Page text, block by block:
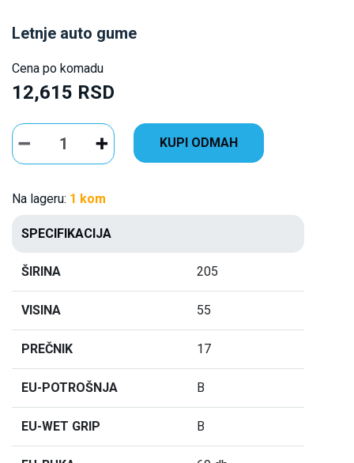
Letnje auto gume
Cena po komadu
12,615 RSD
KUPI ODMAH
Na lageru: 1 kom
SPECIFIKACIJA
ŠIRINA 205
VISINA 55
PREČNIK 17
EU-POTROŠNJA B
EU-WET GRIP B